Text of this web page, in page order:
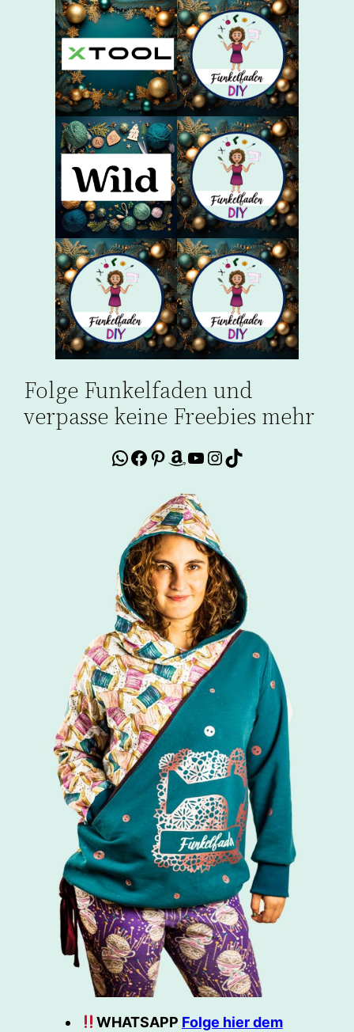
Folge Funkelfaden und
verpasse keine Freebies mehr
WhatsApp
Facebook
Pinterest
Amazon
YouTube
Instagram
TikTok
WHATSAPP Folge hier dem